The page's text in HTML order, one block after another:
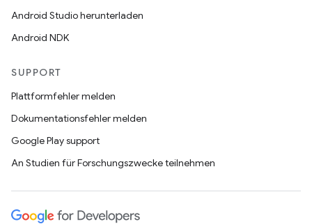
Android Studio herunterladen
Android NDK
SUPPORT
Plattformfehler melden
Dokumentationsfehler melden
Google Play support
An Studien für Forschungszwecke teilnehmen